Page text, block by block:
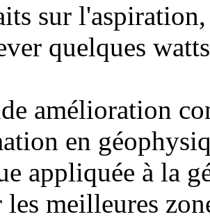
sur
quelques
amélioration
en
appliquée à la
les meilleures